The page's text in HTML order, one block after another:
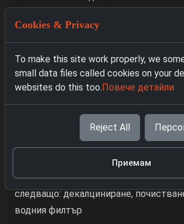
вода или в миялна машина
Функцията SinglePortion Cleaning
вкус на кафето и идеална чистота
Автоматична програма за бързо
Свалящ се съд за събиране на
утайката от кафе
Calc'nClean: Автоматична програма
премахване на котления камък
Индикация за оставащия брой чаши
следващо: декалциниране,
водния филтър
Cookies & Privacy
To make this site work properly, we
small data files called cookies on your
websites do this too.Повече детайли
Reject All
Приемам